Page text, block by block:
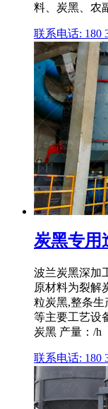
料、炭黑、农
联系电话: 180
炭黑专用
波兰炭黑深加
原材料为裂解
粒炭黑,整条
等主要工艺设
炭黑 产量：/h
联系电话: 180